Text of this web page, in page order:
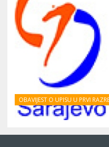
OBAVIJEST O UPISU U PRVI